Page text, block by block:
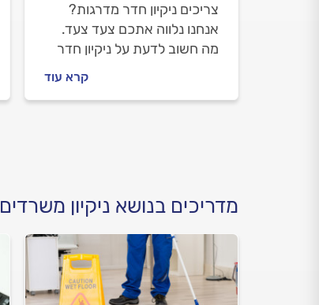
צריכים ניקיון חדר מדרגות?
אנחנו נלווה אתכם צעד צעד.
מה חשוב לדעת על ניקיון חדר
חברת הניקיון וכמה העבודה
תעלה? כל התשובות בפנים.
קרא עוד
מדריכים בנושא ניקיון משרדים